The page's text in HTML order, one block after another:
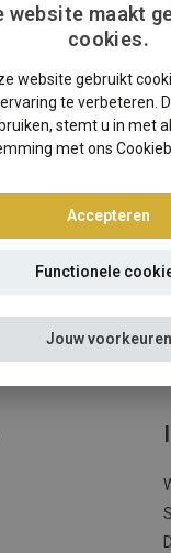
Cordoba 6K
uw Seat Cordoba
website maakt
cookies.
website gebruikt
te verbeteren.
stemt u in met
met ons
Accepteren
Functionele
Jouw voorkeuren